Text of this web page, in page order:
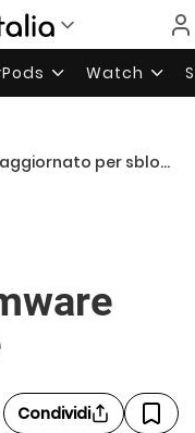
Watch
sbloccare il firmware 1.1.4 di iPhone
Condividi